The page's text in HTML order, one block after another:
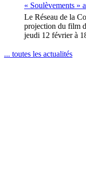
« Soulèvements »
Le Réseau de la
projection du film
jeudi 12 février à
... toutes les actualités